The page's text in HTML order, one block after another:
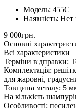
Модель: 455С
Наявність: Нет
9 000грн.
Основні
Всі характеристики
Терміни відправки:
Комплектація:
для жаровні,
Товщина металу: 5
На кількість
Особливості: